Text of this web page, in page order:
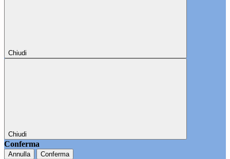
Chiudi
Chiudi
Conferma
Annulla Conferma